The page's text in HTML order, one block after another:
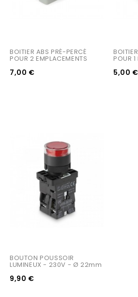
BOITIER ABS PRÉ-PERCÉ
POUR 2 EMPLACEMENTS
7,00 €
POUR
5,00 €
BOUTON POUSSOIR
LUMINEUX - 230V - Ø 22mm
9,90 €